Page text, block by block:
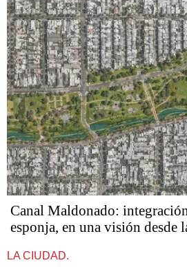
Canal Maldonado:
esponja, en una visión desde
LA CIUDAD.